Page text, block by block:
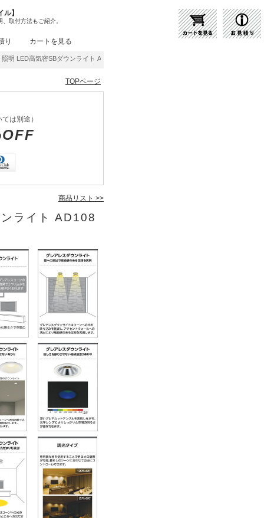
】
取付方法もご紹介。
り カートを見る
高気密SBダウンライト AD1083W35 | 商品紹介 | 照明器具の通販・インテリア照明の
TOPページ
は別途）
商品リスト >>
ライト AD108